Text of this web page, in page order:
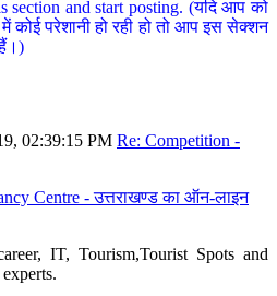
section and start posting. (यदि आप को
कोई परेशानी हो रही हो तो आप इस सेक्शन
02:39:15 PM Re: Competition -
Centre - उत्तराखण्ड का ऑन-लाइन
IT, Tourism,Tourist Spots and